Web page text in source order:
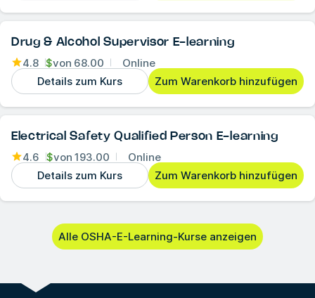
Drug & Alcohol Supervisor E-learning
4.8 $von 68.00
Online
Details zum Kurs
Zum Warenkorb hinzufügen
Electrical Safety Qualified Person E-learning
4.6 $von 193.00
Online
Details zum Kurs
Zum Warenkorb hinzufügen
Alle OSHA-E-Learning-Kurse anzeigen